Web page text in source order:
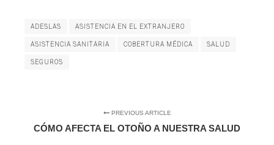
ADESLAS ASISTENCIA EN EL EXTRANJERO
ASISTENCIA SANITARIA COBERTURA MÉDICA SALUD
SEGUROS
PREVIOUS ARTICLE
CÓMO AFECTA EL OTOÑO A NUESTRA SALUD